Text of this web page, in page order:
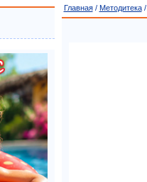
Главная/ Методитека/